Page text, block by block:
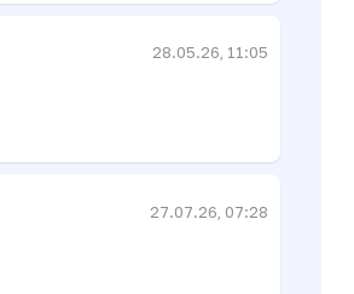
27.07.26, 07:28
28.05.26, 11:05